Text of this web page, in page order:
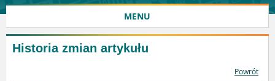
MENU
Historia zmian artykułu
Powrót